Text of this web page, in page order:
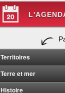
Territoires
Terre et mer
Histoire